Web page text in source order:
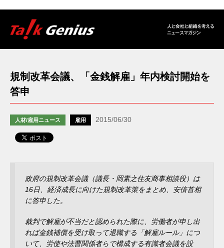
規制改革会議、「金銭解雇」年内検討開始を
答申
人材/雇用ニュース 雇用 2015/06/30
政府の規制改革会議（議長・岡素之住友商事相談役）は
16日、経済成長に向けた規制改革策をまとめ、安倍首相
に答申した。
裁判で解雇が不当だと認められた際に、労働者が申し出
れば金銭補償を受け取って退職する「解雇ルール」につ
いて、労使や法曹関係者らで構成する有識者会議を設